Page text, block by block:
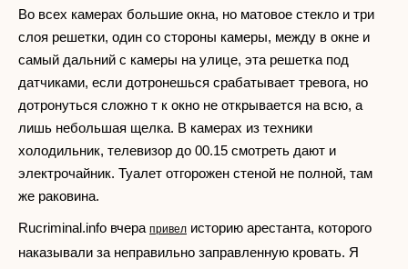
Во всех камерах большие окна, но матовое стекло и три
слоя решетки, один со стороны камеры, между в окне и
самый дальний с камеры на улице, эта решетка под
датчиками, если дотронешься срабатывает тревога, но
дотронуться сложно т к окно не открывается на всю, а
лишь небольшая щелка. В камерах из техники
холодильник, телевизор до 00.15 смотреть дают и
электрочайник. Туалет отгорожен стеной не полной, там
же раковина.
Rucriminal.info вчера привел историю арестанта, которого
наказывали за неправильно заправленную кровать. Я